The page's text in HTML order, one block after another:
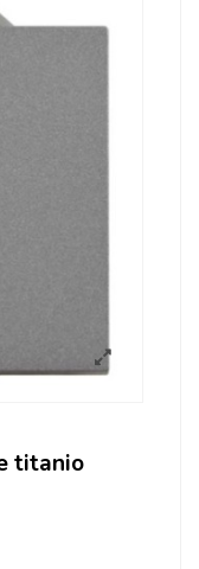
titanio